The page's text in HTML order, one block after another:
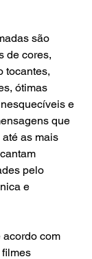
são
de cores,
tocantes,
ótimas
e
que
as mais
pelo
e
acordo com